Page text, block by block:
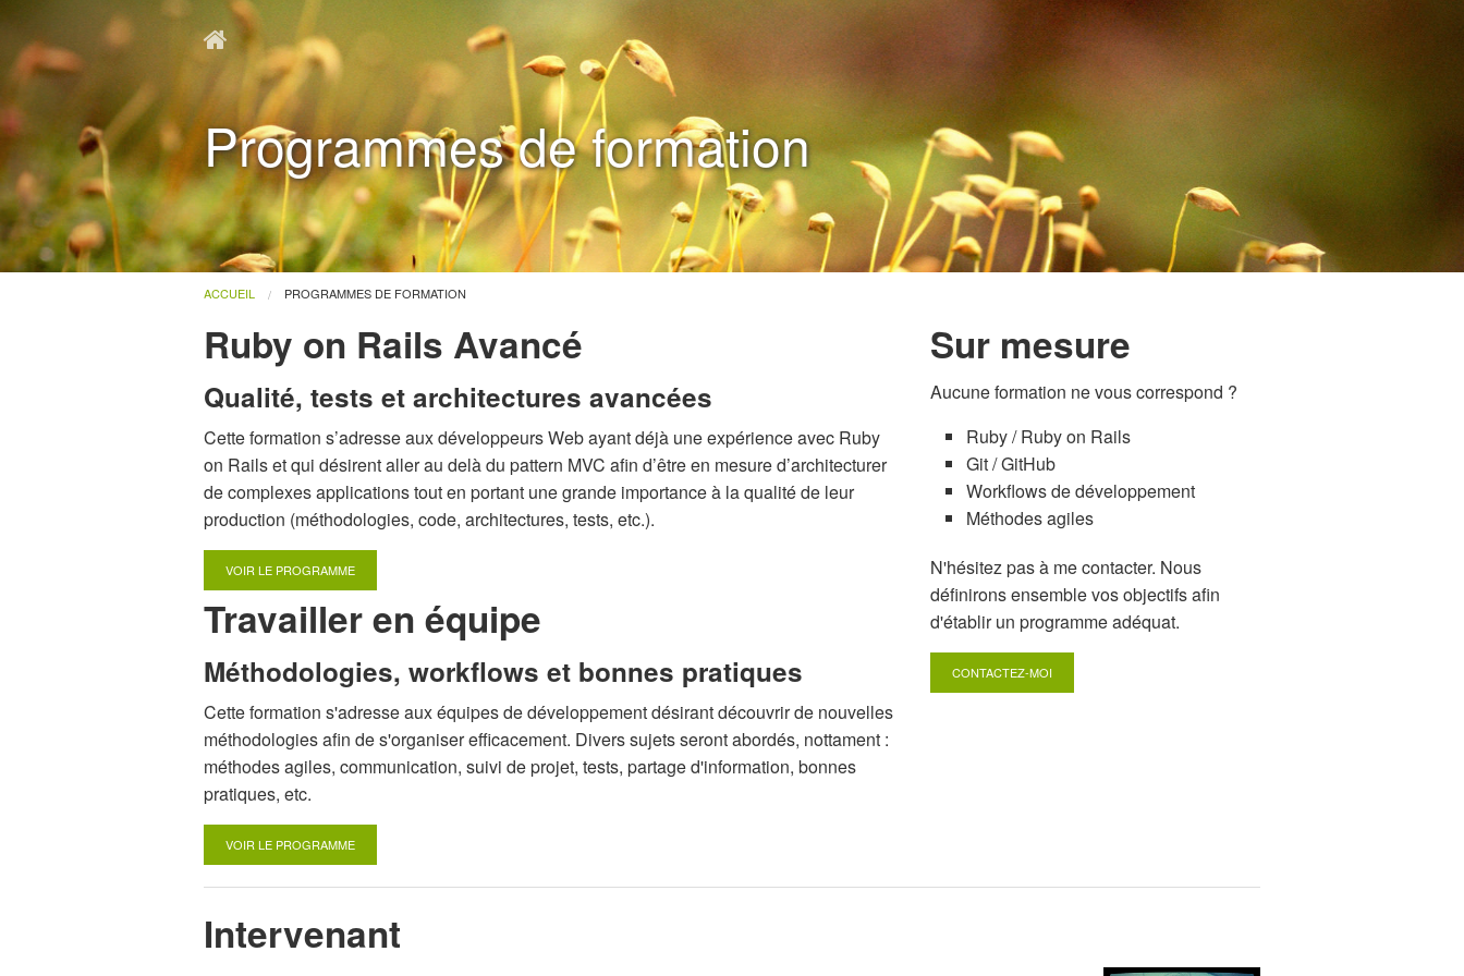
Programmes de formation
ACCUEIL PROGRAMMES DE FORMATION
Ruby on Rails Avancé
Qualité, tests et architectures avancées
Cette formation s’adresse aux développeurs Web ayant déjà une expérience avec Ruby
on Rails et qui désirent aller au delà du pattern MVC afin d’être en mesure d’architecturer
de complexes applications tout en portant une grande importance à la qualité de leur
production (méthodologies, code, architectures, tests, etc.).
VOIR LE PROGRAMME
Travailler en équipe
Méthodologies, workflows et bonnes pratiques
Cette formation s'adresse aux équipes de développement désirant découvrir de nouvelles
méthodologies afin de s'organiser efficacement. Divers sujets seront abordés, nottament :
méthodes agiles, communication, suivi de projet, tests, partage d'information, bonnes
pratiques, etc.
VOIR LE PROGRAMME
Sur mesure
Aucune formation ne vous correspond ?
Ruby / Ruby on Rails
Git / GitHub
Workflows de développement
Méthodes agiles
N'hésitez pas à me contacter. Nous
définirons ensemble vos objectifs afin
d'établir un programme adéquat.
CONTACTEZ-MOI
Intervenant